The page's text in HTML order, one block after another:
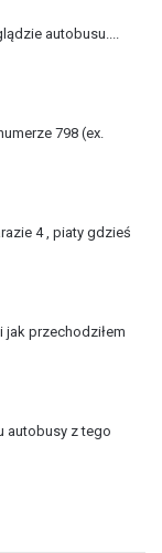
autobusu....
798 (ex.
4 , piaty gdzieś
jak przechodziłem
autobusy z tego